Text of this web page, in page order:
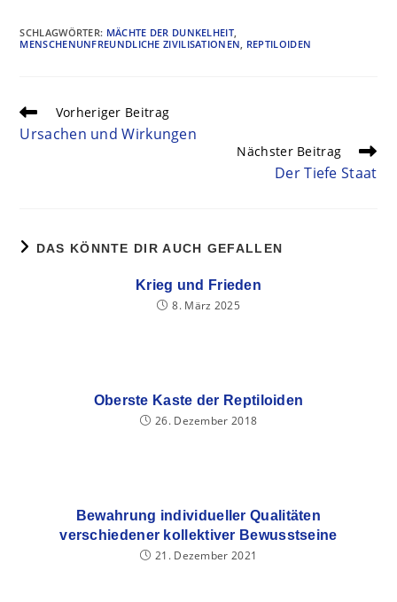
SCHLAGWÖRTER: MÄCHTE DER DUNKELHEIT,
MENSCHENUNFREUNDLICHE ZIVILISATIONEN, REPTILOIDEN
Vorheriger Beitrag
Ursachen und Wirkungen
Nächster Beitrag
Der Tiefe Staat
DAS KÖNNTE DIR AUCH GEFALLEN
Krieg und Frieden
8. März 2025
Oberste Kaste der Reptiloiden
26. Dezember 2018
Bewahrung individueller Qualitäten
verschiedener kollektiver Bewusstseine
21. Dezember 2021